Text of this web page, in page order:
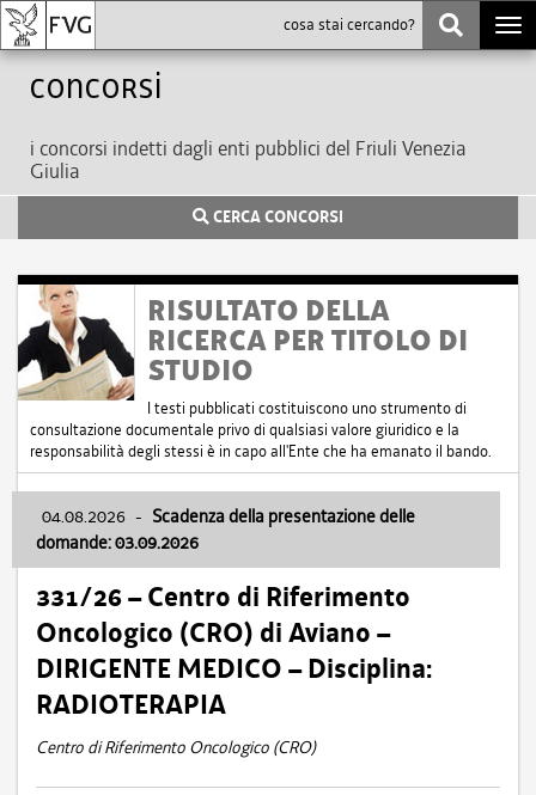
Concorsi
i concorsi indetti dagli enti pubblici del Friuli Venezia
Giulia
CERCA CONCORSI
RISULTATO DELLA
RICERCA PER TITOLO DI
STUDIO
I testi pubblicati costituiscono uno strumento di
consultazione documentale privo di qualsiasi valore giuridico e la
responsabilità degli stessi è in capo all'Ente che ha emanato il bando.
04.08.2026 - Scadenza della presentazione delle
domande: 03.09.2026
331/26 – Centro di Riferimento
Oncologico (CRO) di Aviano –
DIRIGENTE MEDICO – Disciplina:
RADIOTERAPIA
Centro di Riferimento Oncologico (CRO)